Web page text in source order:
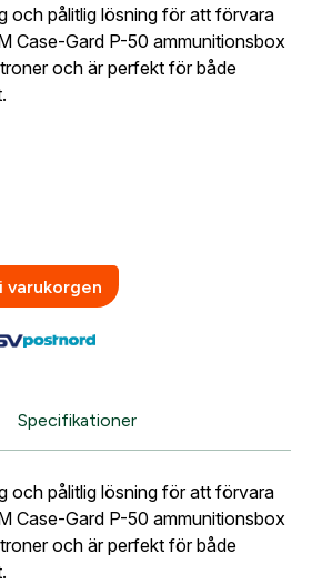
och pålitlig lösning för att förvara
Case-Gard P-50 ammunitionsbox
och är perfekt för både
varukorgen
Specifikationer
och pålitlig lösning för att förvara
Case-Gard P-50 ammunitionsbox
och är perfekt för både
med dina avtalspriser, smidig
beställningen
inställningar.
vi till dig när kontot är
du svar på de vanligaste
konto.